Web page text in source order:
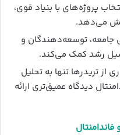
پروژه‌های با بنیاد قوی،
می‌دهد.
جامعه، توسعه‌دهندگان و
رشد کمک می‌کند.
از تریدرها تنها به تحلیل
دیدگاه عمیق‌تری ارائه